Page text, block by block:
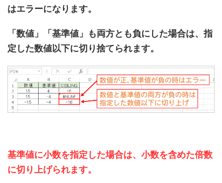
はエラーになります。
「数値」「基準値」も両方とも負にした場合は、指
定した数値以下に切り捨てられます。
基準値に小数を指定した場合は、小数を含めた倍数
に切り上げられます。